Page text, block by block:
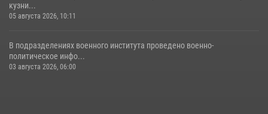
кузни...
05 августа 2026, 10:11
В подразделениях военного института проведено военно-
политическое инфо...
03 августа 2026, 06:00